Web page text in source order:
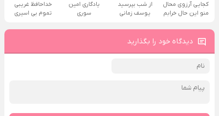
کجایی آرزوی محال
منو این حال خرابم
از شب بپرسید
یوسف زمانی
یادگاری امین
سوری
خداحافظ غریبی
تموم بی اسیری
دیدگاه خود را بگذارید